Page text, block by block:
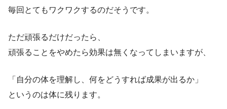
毎回とてもワクワクするのだそうです。
ただ頑張るだけだったら、
頑張ることをやめたら効果は無くなってしまいますが、
「自分の体を理解し、何をどうすれば成果が出るか」
というのは体に残ります。